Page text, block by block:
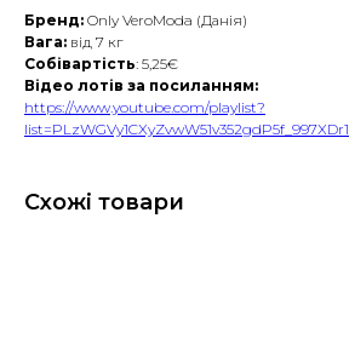
Бренд: Only VeroModa (Данія)
Вага: від 7 кг
Собівартість: 5,25€
Відео лотів за посиланням:
https://www.youtube.com/playlist?
list=PLzWGVy1CXyZvwW51v352gdP5f_997XDr1
Схожі товари